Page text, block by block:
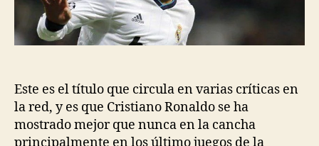
Este es el título que circula en varias críticas en
la red, y es que Cristiano Ronaldo se ha
mostrado mejor que nunca en la cancha
principalmente en los último juegos de la